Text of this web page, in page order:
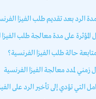
الرد بعد تقديم طلب الفيزا
المؤثرة على مدة معالجة طلب
حالة طلب الفيزا الفرنسية؟
لمدد معالجة الفيزا الفرنسية
التي تؤدي إلى تأخير الرد على